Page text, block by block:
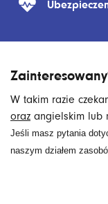
W takim razie
oraz angielskim lub
Jeśli masz pytania
naszym działem